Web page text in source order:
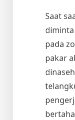
Saat
pada
pakar